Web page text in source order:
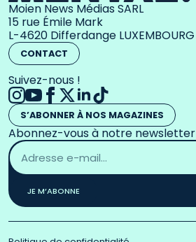
Moien News Médias SARL
15 rue Émile Mark
L-4620 Differdange LUXEMBOURG
CONTACT
Suivez-nous !
S’ABONNER À NOS MAGAZINES
Abonnez-vous à notre newsletter
Adresse
email
*
JE M’ABONNE